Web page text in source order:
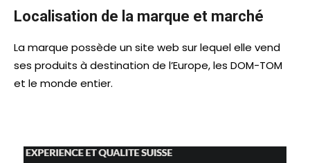
Localisation de la marque et marché
La marque possède un site web sur lequel elle vend
ses produits à destination de l’Europe, les DOM-TOM
et le monde entier.